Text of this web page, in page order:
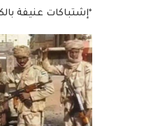
*إشتباكات عنيفة